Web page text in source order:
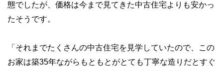
態でしたが、価格は今まで見てきた中古住宅よりも安かっ
たそうです。
「それまでたくさんの中古住宅を見学していたので、この
お家は築35年ながらもともとがとても丁寧な造りだとすぐ